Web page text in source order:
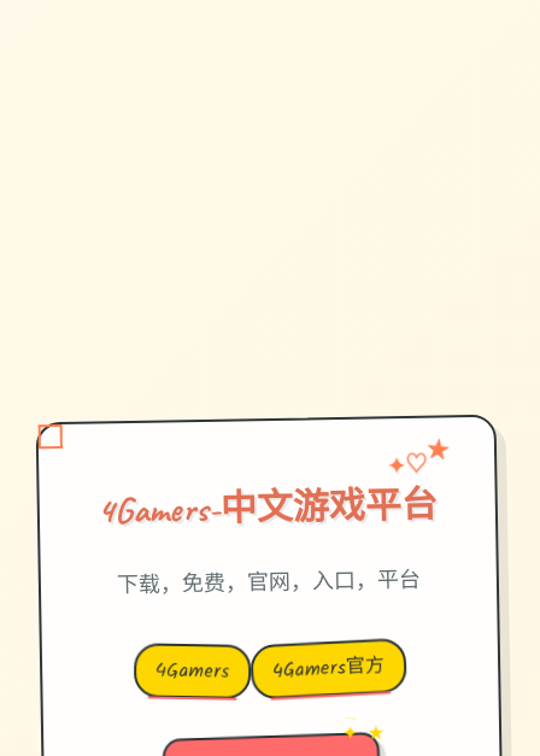
4Gamers-中文游戏平台
✦♡★
下载，免费，官网，入口，平台
4Gamers 4Gamers官方
→
✦ ★